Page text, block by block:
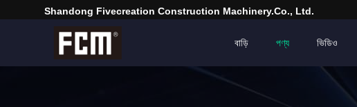
Shandong Fivecreation Construction Machinery.Co., Ltd.
বাড়ি পণ্য ভিডিও